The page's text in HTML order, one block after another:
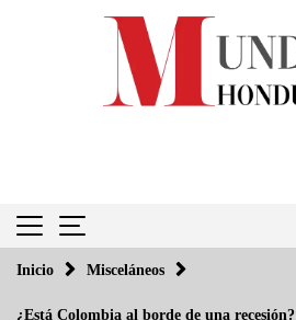
Inicio Misceláneos
¿Está Colombia al borde de una recesión?